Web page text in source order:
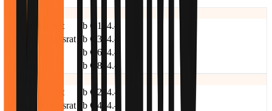
Keller
Wenig Hausrat
ab € 194.–
Normaler Hausrat
ab € 394.–
ab € 694.–
ab € 894.–
Dachboden
Wenig Hausrat
ab € 244.–
Normaler Hausrat
ab € 444.–